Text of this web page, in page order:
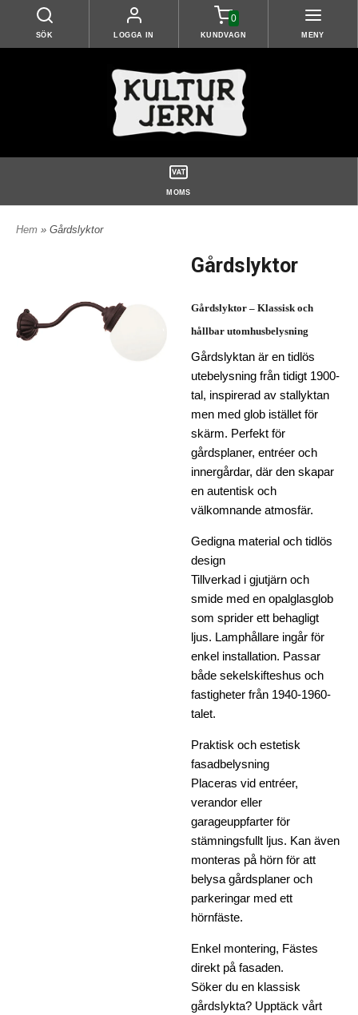
SÖK LOGGA IN
0
KUNDVAGN MENY
MOMS
Hem » Gårdslyktor
Gårdslyktor
Gårdslyktor – Klassisk och
hållbar utomhusbelysning
Gårdslyktan är en tidlös
utebelysning från tidigt 1900-
tal, inspirerad av stallyktan
men med glob istället för
skärm. Perfekt för
gårdsplaner, entréer och
innergårdar, där den skapar
en autentisk och
välkomnande atmosfär.
Gedigna material och tidlös
design
Tillverkad i gjutjärn och
smide med en opalglasglob
som sprider ett behagligt
ljus. Lamphållare ingår för
enkel installation. Passar
både sekelskifteshus och
fastigheter från 1940-1960-
talet.
Praktisk och estetisk
fasadbelysning
Placeras vid entréer,
verandor eller
garageuppfarter för
stämningsfullt ljus. Kan även
monteras på hörn för att
belysa gårdsplaner och
parkeringar med ett
hörnfäste.
Enkel montering, Fästes
direkt på fasaden.
Söker du en klassisk
gårdslykta? Upptäck vårt